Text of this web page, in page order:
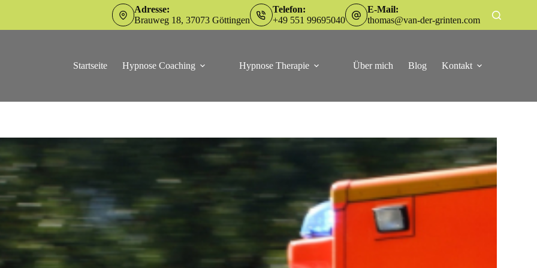
Adresse:
Brauweg 18, 37073 Göttingen
Telefon:
+49 551 99695040
E-Mail:
thomas@van-der-grinten.com
Startseite Hypnose Coaching Hypnose Therapie Über mich Blog Kontakt